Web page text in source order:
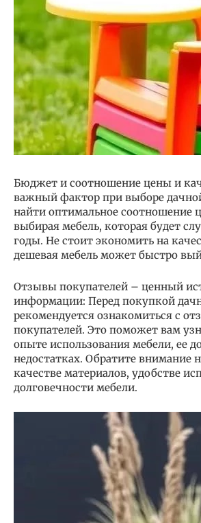
Бюджет и соотношение цены и
важный фактор при выборе
найти оптимальное соотношение
выбирая мебель, которая будет
годы. Не стоит экономить на
дешевая мебель может быстро
Отзывы покупателей – ценный
информации: Перед покупкой
рекомендуется ознакомиться с
покупателей. Это поможет вам
опыте использования мебели, ее
недостатках. Обратите внимание
качестве материалов, удобстве
долговечности мебели.